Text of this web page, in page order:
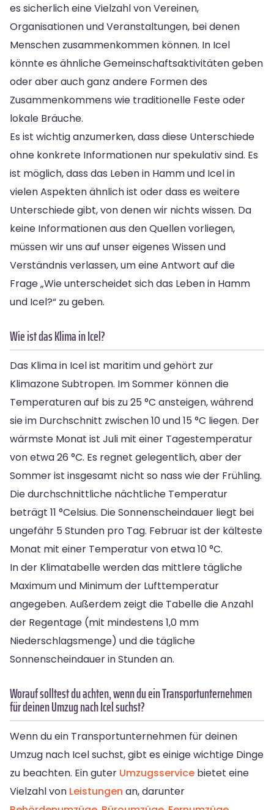
es sicherlich eine Vielzahl von Vereinen,
Organisationen und Veranstaltungen, bei denen
Menschen zusammenkommen können. In Icel
könnte es ähnliche Gemeinschaftsaktivitäten geben
oder aber auch ganz andere Formen des
Zusammenkommens wie traditionelle Feste oder
lokale Bräuche.
Es ist wichtig anzumerken, dass diese Unterschiede
ohne konkrete Informationen nur spekulativ sind. Es
ist möglich, dass das Leben in Hamm und Icel in
vielen Aspekten ähnlich ist oder dass es weitere
Unterschiede gibt, von denen wir nichts wissen. Da
keine Informationen aus den Quellen vorliegen,
müssen wir uns auf unser eigenes Wissen und
Verständnis verlassen, um eine Antwort auf die
Frage „Wie unterscheidet sich das Leben in Hamm
und Icel?“ zu geben.
Wie ist das Klima in Icel?
Das Klima in Icel ist maritim und gehört zur
Klimazone Subtropen. Im Sommer können die
Temperaturen auf bis zu 25 °C ansteigen, während
sie im Durchschnitt zwischen 10 und 15 °C liegen. Der
wärmste Monat ist Juli mit einer Tagestemperatur
von etwa 26 °C. Es regnet gelegentlich, aber der
Sommer ist insgesamt nicht so nass wie der Frühling.
Die durchschnittliche nächtliche Temperatur
beträgt 11 °Celsius. Die Sonnenscheindauer liegt bei
ungefähr 5 Stunden pro Tag. Februar ist der kälteste
Monat mit einer Temperatur von etwa 10 °C.
In der Klimatabelle werden das mittlere tägliche
Maximum und Minimum der Lufttemperatur
angegeben. Außerdem zeigt die Tabelle die Anzahl
der Regentage (mit mindestens 1,0 mm
Niederschlagsmenge) und die tägliche
Sonnenscheindauer in Stunden an.
Worauf solltest du achten, wenn du ein Transportunternehmen
für deinen Umzug nach Icel suchst?
Wenn du ein Transportunternehmen für deinen
Umzug nach Icel suchst, gibt es einige wichtige Dinge
zu beachten. Ein guter Umzugsservice bietet eine
Vielzahl von Leistungen an, darunter